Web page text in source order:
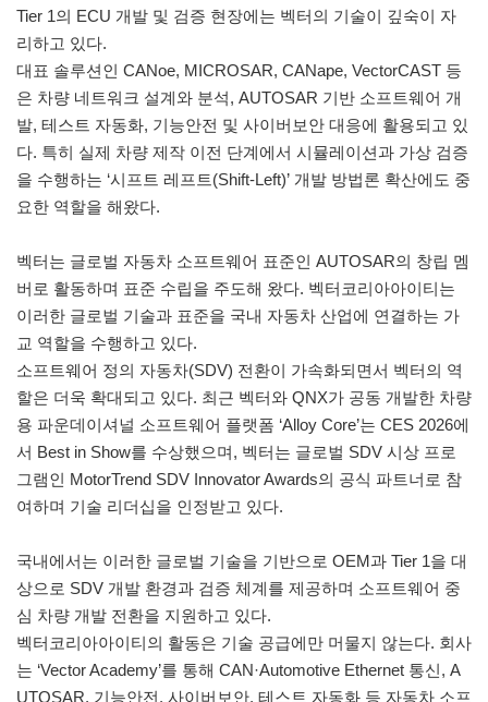
Tier 1의 ECU 개발 및 검증 현장에는 벡터의 기술이 깊숙이 자
리하고 있다.
대표 솔루션인 CANoe, MICROSAR, CANape, VectorCAST 등
은 차량 네트워크 설계와 분석, AUTOSAR 기반 소프트웨어 개
발, 테스트 자동화, 기능안전 및 사이버보안 대응에 활용되고 있
다. 특히 실제 차량 제작 이전 단계에서 시뮬레이션과 가상 검증
을 수행하는 ‘시프트 레프트(Shift-Left)’ 개발 방법론 확산에도 중
요한 역할을 해왔다.
벡터는 글로벌 자동차 소프트웨어 표준인 AUTOSAR의 창립 멤
버로 활동하며 표준 수립을 주도해 왔다. 벡터코리아아이티는
이러한 글로벌 기술과 표준을 국내 자동차 산업에 연결하는 가
교 역할을 수행하고 있다.
소프트웨어 정의 자동차(SDV) 전환이 가속화되면서 벡터의 역
할은 더욱 확대되고 있다. 최근 벡터와 QNX가 공동 개발한 차량
용 파운데이셔널 소프트웨어 플랫폼 ‘Alloy Core’는 CES 2026에
서 Best in Show를 수상했으며, 벡터는 글로벌 SDV 시상 프로
그램인 MotorTrend SDV Innovator Awards의 공식 파트너로 참
여하며 기술 리더십을 인정받고 있다.
국내에서는 이러한 글로벌 기술을 기반으로 OEM과 Tier 1을 대
상으로 SDV 개발 환경과 검증 체계를 제공하며 소프트웨어 중
심 차량 개발 전환을 지원하고 있다.
벡터코리아아이티의 활동은 기술 공급에만 머물지 않는다. 회사
는 ‘Vector Academy’를 통해 CAN·Automotive Ethernet 통신, A
UTOSAR, 기능안전, 사이버보안, 테스트 자동화 등 자동차 소프